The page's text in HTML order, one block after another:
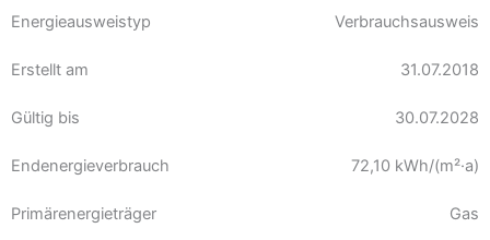
Energie­ausweistyp Verbrauchsausweis
Erstellt am 31.07.2018
Gültig bis 30.07.2028
Endenergieverbrauch 72,10 kWh/(m²·a)
Primärenergieträger Gas